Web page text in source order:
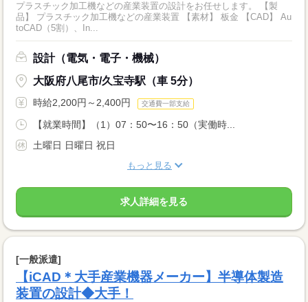
プラスチック加工機などの産業装置の設計をお任せします。 【製
品】 プラスチック加工機などの産業装置 【素材】 板金 【CAD】 Au
toCAD（5割）、In...
設計（電気・電子・機械）
大阪府八尾市/久宝寺駅（車 5分）
時給2,200円～2,400円 交通費一部支給
【就業時間】（1）07：50〜16：50（実働時...
土曜日 日曜日 祝日
もっと見る
求人詳細を見る
[一般派遣]
【iCAD＊大手産業機器メーカー】半導体製造
装置の設計◆大手！